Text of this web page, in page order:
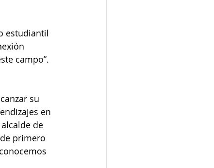
estudiantil
campo”.
su
en
de
primero